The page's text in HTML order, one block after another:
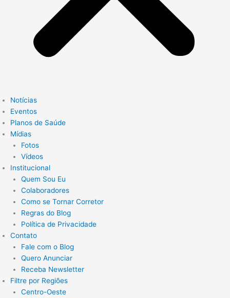
Notícias
Eventos
Planos de Saúde
Mídias
Fotos
Vídeos
Institucional
Quem Sou Eu
Colaboradores
Como se Tornar Corretor
Regras do Blog
Política de Privacidade
Contato
Fale com o Blog
Quero Anunciar
Receba Newsletter
Filtre por Regiões
Centro-Oeste